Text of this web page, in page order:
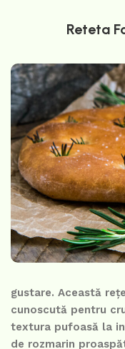
Reteta
gustare. Această
cunoscută pentru
textura pufoasă la
de rozmarin